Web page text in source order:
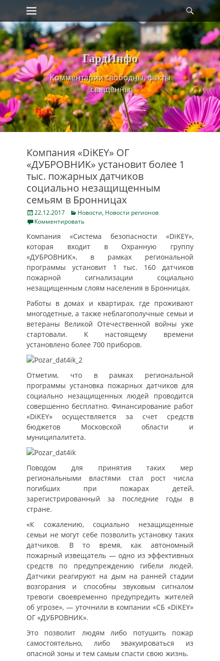
Skip
to
content
Primary Menu
ГардИнфо
Комментарии свободны, факты
священны
Компания «DiKEY» ОГ
«ДУБРОВНИК» установит более 1
тыс. пожарных датчиков
социально незащищенным
семьям в Бронницах
Posted
on
22.12.2017 Categories
Новости, Новости регионов
Комментировать
Компания «Система безопасности «DiKEY»,
которая входит в Охранную группу
«ДУБРОВНИК», в рамках региональной
программы установит 1 тыс. 160 датчиков
пожарной сигнализации социально
незащищенным слоям населения в Бронницах.
Работы в домах и квартирах, где проживают
многодетные, а также неблагополучные семьи и
ветераны Великой Отечественной войны уже
стартовали. К настоящему времени
установлено более 700 приборов.
Отметим, что в рамках региональной
программы установка пожарных датчиков для
социально незащищенных людей проводится
совершенно бесплатно. Финансирование работ
«DiKEY» осуществляется за счет средств
бюджетов Московской области и
муниципалитета.
Поводом для принятия таких мер
региональными властями стал рост числа
погибших при пожарах детей,
зарегистрированный за последние годы в
стране.
«К сожалению, социально незащищенные
семьи не могут себе позволить установку таких
датчиков. В то время, как автономный
пожарный извещатель — одно из эффективных
средств по предупреждению гибели людей.
Датчики реагируют на дым на ранней стадии
возгорания и способны звуковым сигналом
тревоги своевременно предупредить жителей
об угрозе», — уточнили в компании «СБ «DiKEY»
ОГ «ДУБРОВНИК».
Это позволит людям либо потушить пожар
самостоятельно, либо эвакуироваться из
опасной зоны и тем самым спасти свою жизнь.